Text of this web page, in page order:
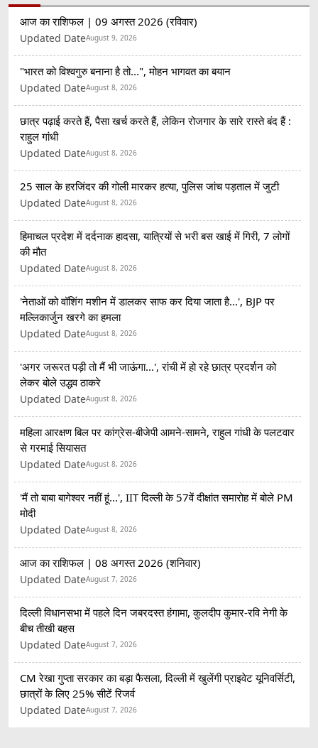
आज का राशिफल | 09 अगस्त 2026 (रविवार)
Updated DateAugust 9, 2026
"भारत को विश्वगुरु बनाना है तो...", मोहन भागवत का बयान
Updated DateAugust 8, 2026
छात्र पढ़ाई करते हैं, पैसा खर्च करते हैं, लेकिन रोजगार के सारे रास्ते बंद हैं :
राहुल गांधी
Updated DateAugust 8, 2026
25 साल के हरजिंदर की गोली मारकर हत्या, पुलिस जांच पड़ताल में जुटी
Updated DateAugust 8, 2026
हिमाचल प्रदेश में दर्दनाक हादसा, यात्रियों से भरी बस खाई में गिरी, 7 लोगों
की मौत
Updated DateAugust 8, 2026
'नेताओं को वॉशिंग मशीन में डालकर साफ कर दिया जाता है...', BJP पर
मल्लिकार्जुन खरगे का हमला
Updated DateAugust 8, 2026
'अगर जरूरत पड़ी तो मैं भी जाऊंगा...', रांची में हो रहे छात्र प्रदर्शन को
लेकर बोले उद्धव ठाकरे
Updated DateAugust 8, 2026
महिला आरक्षण बिल पर कांग्रेस-बीजेपी आमने-सामने, राहुल गांधी के पलटवार
से गरमाई सियासत
Updated DateAugust 8, 2026
'मैं तो बाबा बागेश्वर नहीं हूं...', IIT दिल्ली के 57वें दीक्षांत समारोह में बोले PM
मोदी
Updated DateAugust 8, 2026
आज का राशिफल | 08 अगस्त 2026 (शनिवार)
Updated DateAugust 7, 2026
दिल्ली विधानसभा में पहले दिन जबरदस्त हंगामा, कुलदीप कुमार-रवि नेगी के
बीच तीखी बहस
Updated DateAugust 7, 2026
CM रेखा गुप्ता सरकार का बड़ा फैसला, दिल्ली में खुलेंगी प्राइवेट यूनिवर्सिटी,
छात्रों के लिए 25% सीटें रिजर्व
Updated DateAugust 7, 2026